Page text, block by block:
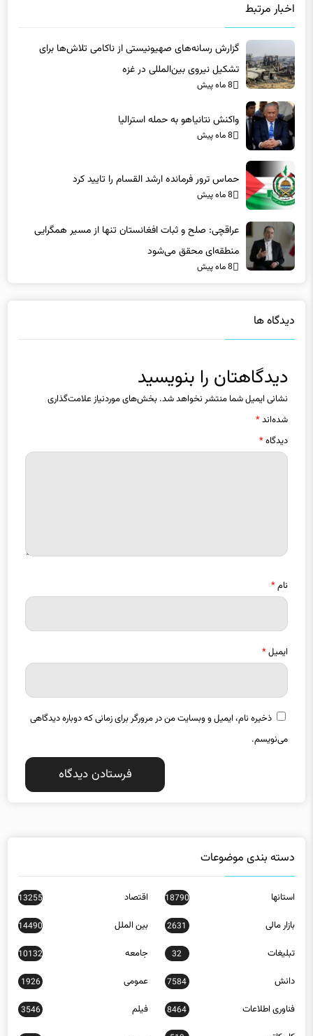
گزارش رسانه‌های صهیونیستی از ناکامی تلاش‌ها برای
تشکیل نیروی بین‌المللی در غزه
8 ماه پیش
8 ماه پیش
منطقه‌ای محقق می‌شود
8 ماه پیش
نشانی ایمیل شما منتشر نخواهد شد.بخش‌های موردنیاز علامت‌گذاری
شده‌اند*
دیدگاه*
ایمیل*
ذخیره نام، ایمیل و وبسایت من در مرورگر برای زمانی که دوباره دیدگاهی
می‌نویسم.
استانها
بازار مالی 2631 بین الملل 14490
تبلیغات 32 جامعه 10132
دانش 7584 عمومی 1926
فناوری اطلاعات 8464 فیلم 3546
کاریکاتور 519
2209